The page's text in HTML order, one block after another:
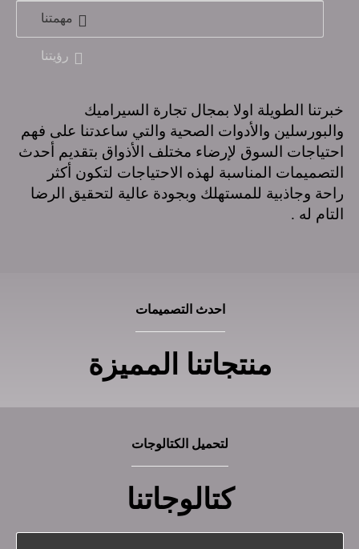
مهمتنا
رؤيتنا
خبرتنا الطويلة اولا بمجال تجارة السيراميك
والبورسلين والأدوات الصحية والتي ساعدتنا على فهم
احتياجات السوق لإرضاء مختلف الأذواق بتقديم أحدث
التصميمات المناسبة لهذه الاحتياجات لتكون أكثر
راحة وجاذبية للمستهلك وبجودة عالية لتحقيق الرضا
التام له .
احدث التصميمات
منتجاتنا المميزة
لتحميل الكتالوجات
كتالوجاتنا
Download Catalogue